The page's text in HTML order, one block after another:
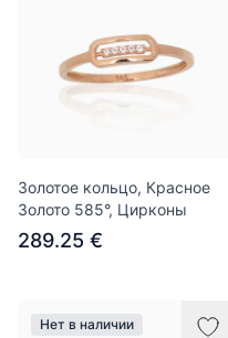
Золотое кольцо, Красное
Золото 585°, Цирконы
289.25 €
Нет в наличии